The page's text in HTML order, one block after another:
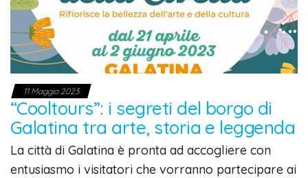
11 Maggio 2023
“Cooltours”: i segreti del borgo di
Galatina tra arte, storia e leggenda
La città di Galatina è pronta ad accogliere con
entusiasmo i visitatori che vorranno partecipare ai